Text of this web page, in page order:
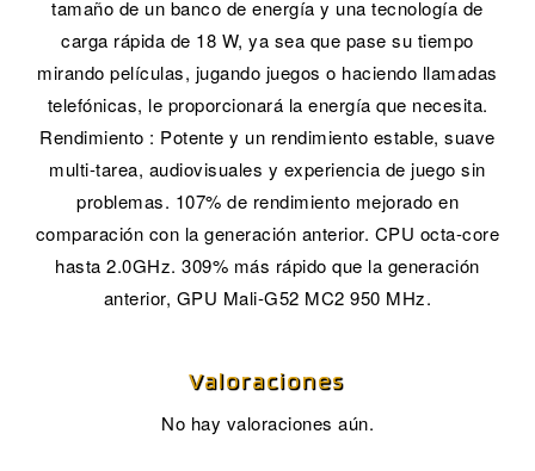
tamaño de un banco de energía y una tecnología de
carga rápida de 18 W, ya sea que pase su tiempo
mirando películas, jugando juegos o haciendo llamadas
telefónicas, le proporcionará la energía que necesita.
Rendimiento : Potente y un rendimiento estable, suave
multi-tarea, audiovisuales y experiencia de juego sin
problemas. 107% de rendimiento mejorado en
comparación con la generación anterior. CPU octa-core
hasta 2.0GHz. 309% más rápido que la generación
anterior, GPU Mali-G52 MC2 950 MHz.
Valoraciones
No hay valoraciones aún.